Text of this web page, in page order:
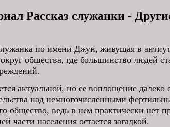
Рассказ служанки -
по имени Джун, живущая в
общества, где большинство людей
актуальной, но ее воплощение
над немногочисленными
общество, ведь в нем практически нет
части населения остается загадкой.